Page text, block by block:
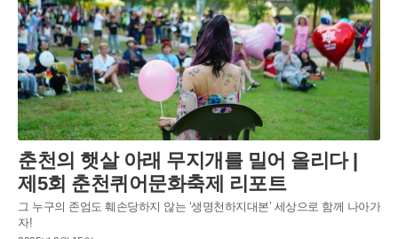
춘천의 햇살 아래 무지개를 밀어 올리다 |
제5회 춘천퀴어문화축제 리포트
그 누구의 존엄도 훼손당하지 않는 ‘생명천하지대본’ 세상으로 함께 나아가
자!